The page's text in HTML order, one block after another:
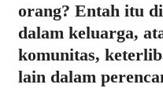
orang? Entah itu
dalam keluarga,
komunitas,
lain dalam